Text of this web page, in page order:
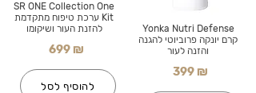
SR ONE Collection One
Kit ערכת טיפוח מתקדמת
להזנת העור ושיקומו
699 ₪
להוסיף לסל
Yonka Nutri Defense
קרם יונקה פרוביוטי להגנה
והזנה לעור
399 ₪